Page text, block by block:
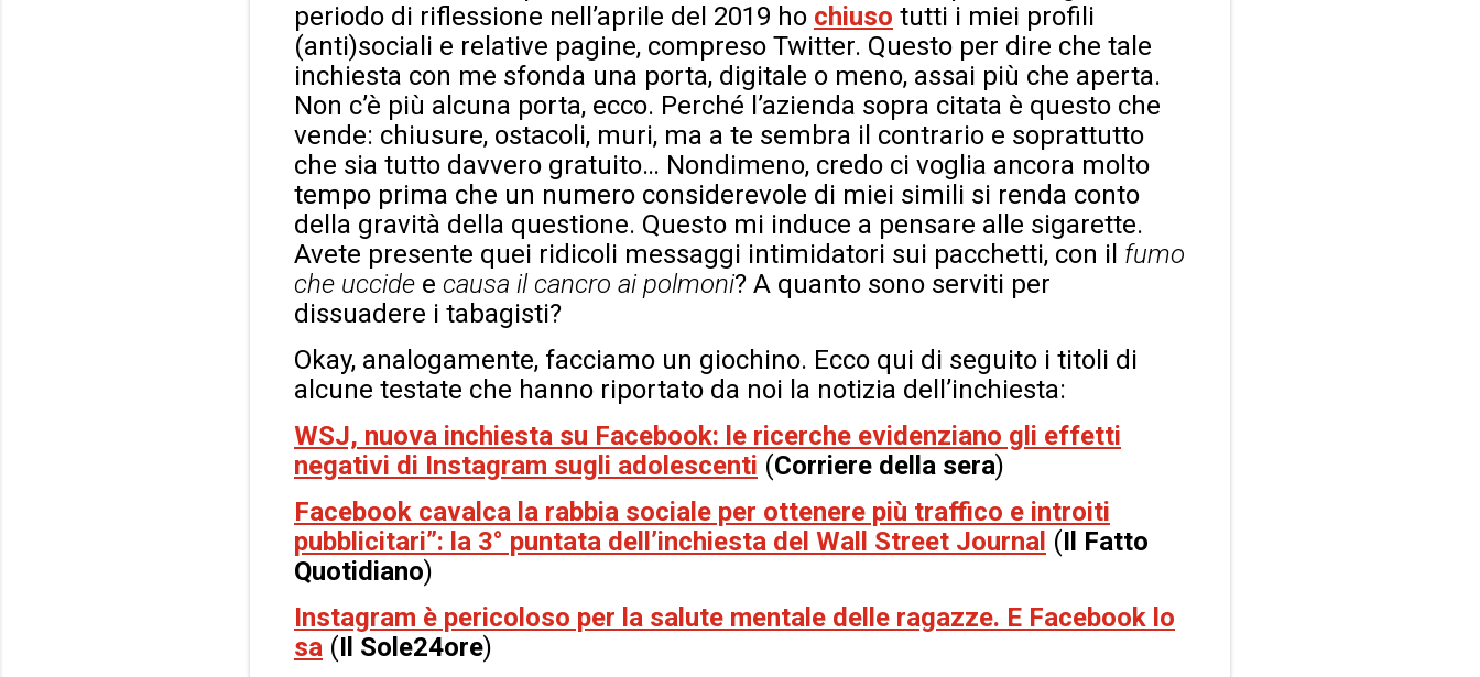
periodo di riflessione nell’aprile del 2019 ho chiuso tutti i miei profili
(anti)sociali e relative pagine, compreso Twitter. Questo per dire che tale
inchiesta con me sfonda una porta, digitale o meno, assai più che aperta.
Non c’è più alcuna porta, ecco. Perché l’azienda sopra citata è questo che
vende: chiusure, ostacoli, muri, ma a te sembra il contrario e soprattutto
che sia tutto davvero gratuito… Nondimeno, credo ci voglia ancora molto
tempo prima che un numero considerevole di miei simili si renda conto
della gravità della questione. Questo mi induce a pensare alle sigarette.
Avete presente quei ridicoli messaggi intimidatori sui pacchetti, con il fumo
che uccide e causa il cancro ai polmoni? A quanto sono serviti per
dissuadere i tabagisti?
Okay, analogamente, facciamo un giochino. Ecco qui di seguito i titoli di
alcune testate che hanno riportato da noi la notizia dell’inchiesta:
WSJ, nuova inchiesta su Facebook: le ricerche evidenziano gli effetti
negativi di Instagram sugli adolescenti (Corriere della sera)
Facebook cavalca la rabbia sociale per ottenere più traffico e introiti
pubblicitari”: la 3° puntata dell’inchiesta del Wall Street Journal (Il Fatto
Quotidiano)
Instagram è pericoloso per la salute mentale delle ragazze. E Facebook lo
sa (Il Sole24ore)